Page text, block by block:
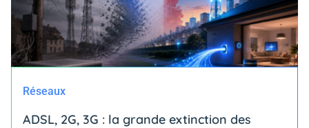
Réseaux
ADSL, 2G, 3G : la grande extinction des